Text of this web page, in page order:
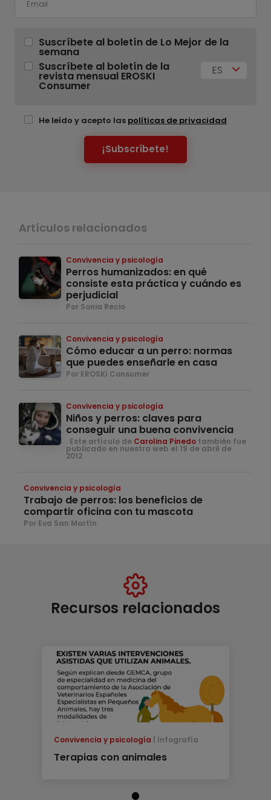
Suscríbete al boletín de Lo Mejor de la
semana
Suscríbete al boletín de la
revista mensual EROSKI
Consumer
ES
He leído y acepto las políticas de privacidad
¡Subscríbete!
Artículos relacionados
Convivencia y psicología
Perros humanizados: en qué
consiste esta práctica y cuándo es
perjudicial
Por Sonia Recio
Convivencia y psicología
Cómo educar a un perro: normas
que puedes enseñarle en casa
Por EROSKI Consumer
Convivencia y psicología
Niños y perros: claves para
conseguir una buena convivencia
. Este artículo de Carolina Pinedo también fue
publicado en nuestra web el 19 de abril de
2012
Convivencia y psicología
Trabajo de perros: los beneficios de
compartir oficina con tu mascota
Por Eva San Martín
Recursos relacionados
Convivencia y psicología Infografía
Terapias con animales